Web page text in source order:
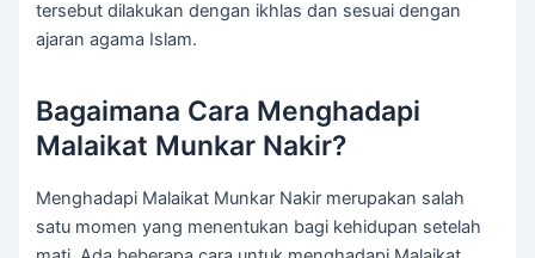
tersebut dilakukan dengan ikhlas dan sesuai dengan
ajaran agama Islam.
Bagaimana Cara Menghadapi
Malaikat Munkar Nakir?
Menghadapi Malaikat Munkar Nakir merupakan salah
satu momen yang menentukan bagi kehidupan setelah